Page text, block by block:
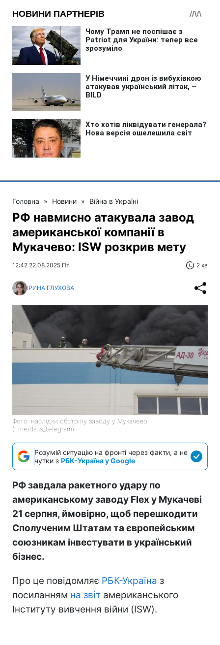
Головна » Новини » Війна в Україні
РФ навмисно атакувала завод
американської компанії в
Мукачево: ISW розкрив мету
12:42 22.08.2025 Пт 2 хв
ІРИНА ГЛУХОВА
Фото: наслідки обстрілу заводу у Мукачево
(t.me/dsns_telegram)
Розумій ситуацію на фронті через факти, а не
чутки з РБК-Україна у Google
РФ завдала ракетного удару по
американському заводу Flex у Мукачеві
21 серпня, ймовірно, щоб перешкодити
Сполученим Штатам та європейським
союзникам інвестувати в український
бізнес.
Про це повідомляє РБК-Україна з
посиланням на звіт американського
Інституту вивчення війни (ISW).